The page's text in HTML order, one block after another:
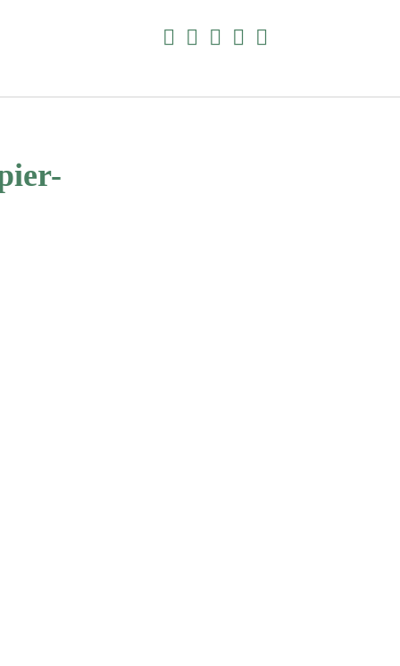
facebook
instagram
pinterest
E-